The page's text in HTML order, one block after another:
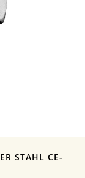
STAHL CE-